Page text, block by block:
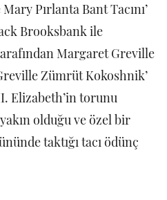
Pırlanta Bant Tacını’
Brooksbank ile
Margaret Greville
Zümrüt Kokoshnik’
Elizabeth’in torunu
olduğu ve özel bir
taktığı tacı ödünç